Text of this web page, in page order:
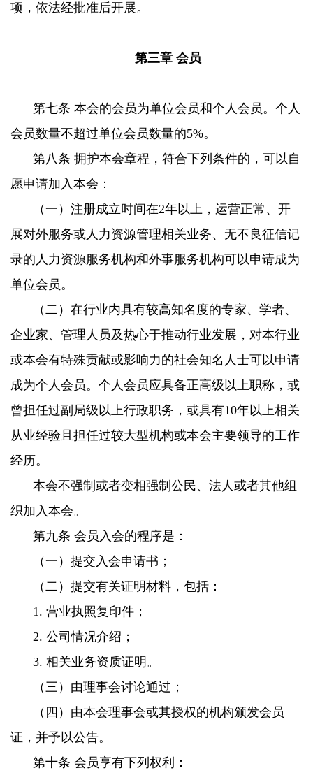
项，依法经批准后开展。
第三章 会员
第七条 本会的会员为单位会员和个人会员。个人
会员数量不超过单位会员数量的5%。
第八条 拥护本会章程，符合下列条件的，可以自
愿申请加入本会：
（一）注册成立时间在2年以上，运营正常、开
展对外服务或人力资源管理相关业务、无不良征信记
录的人力资源服务机构和外事服务机构可以申请成为
单位会员。
（二）在行业内具有较高知名度的专家、学者、
企业家、管理人员及热心于推动行业发展，对本行业
或本会有特殊贡献或影响力的社会知名人士可以申请
成为个人会员。个人会员应具备正高级以上职称，或
曾担任过副局级以上行政职务，或具有10年以上相关
从业经验且担任过较大型机构或本会主要领导的工作
经历。
本会不强制或者变相强制公民、法人或者其他组
织加入本会。
第九条 会员入会的程序是：
（一）提交入会申请书；
（二）提交有关证明材料，包括：
1. 营业执照复印件；
2. 公司情况介绍；
3. 相关业务资质证明。
（三）由理事会讨论通过；
（四）由本会理事会或其授权的机构颁发会员
证，并予以公告。
第十条 会员享有下列权利：